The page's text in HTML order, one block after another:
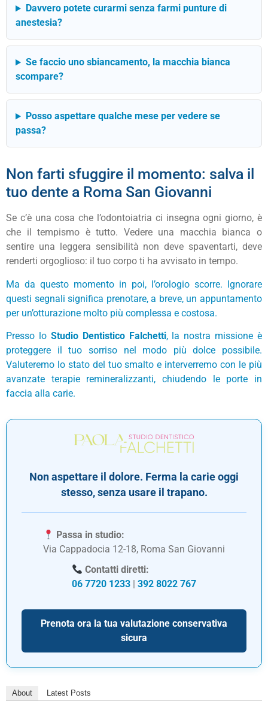
Davvero potete curarmi senza farmi punture di
anestesia?
Se faccio uno sbiancamento, la macchia bianca
scompare?
Posso aspettare qualche mese per vedere se
passa?
Non farti sfuggire il momento: salva il
tuo dente a Roma San Giovanni
Se c’è una cosa che l’odontoiatria ci insegna ogni giorno, è
che il tempismo è tutto. Vedere una macchia bianca o
sentire una leggera sensibilità non deve spaventarti, deve
renderti orgoglioso: il tuo corpo ti ha avvisato in tempo.
Ma da questo momento in poi, l’orologio scorre. Ignorare
questi segnali significa prenotare, a breve, un appuntamento
per un’otturazione molto più complessa e costosa.
Presso lo Studio Dentistico Falchetti, la nostra missione è
proteggere il tuo sorriso nel modo più dolce possibile.
Valuteremo lo stato del tuo smalto e interverremo con le più
avanzate terapie remineralizzanti, chiudendo le porte in
faccia alla carie.
Non aspettare il dolore. Ferma la carie oggi
stesso, senza usare il trapano.
Passa in studio:
Via Cappadocia 12-18, Roma San Giovanni
Contatti diretti:
06 7720 1233
392 8022 767
Prenota ora la tua valutazione conservativa
sicura
About Latest Posts